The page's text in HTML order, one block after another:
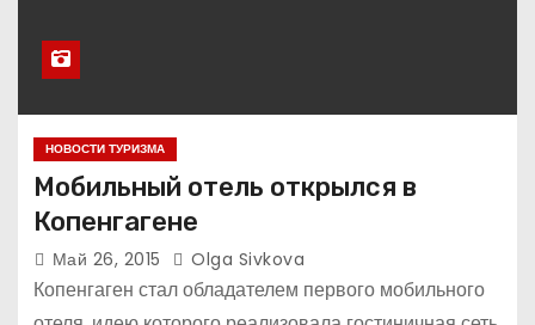
НОВОСТИ ТУРИЗМА
Мобильный отель открылся в
Копенгагене
Май 26, 2015 Olga Sivkova
Копенгаген стал обладателем первого мобильного